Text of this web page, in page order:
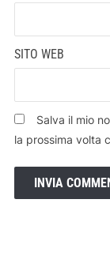
SITO WEB
Salva il mio
la prossima volta